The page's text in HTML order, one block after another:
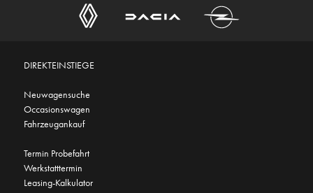
DIREKTEINSTIEGE
Neuwagensuche
Occasionswagen
Fahrzeugankauf
Termin Probefahrt
Werkstatttermin
Leasing-Kalkulator